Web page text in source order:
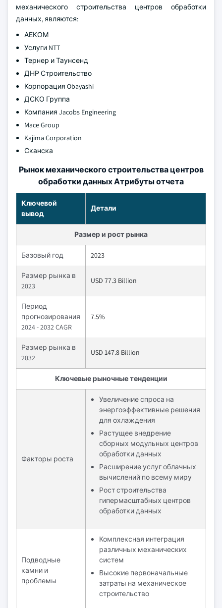
механического строительства центров обработки
данных, являются:
АЕКОМ
Услуги NTT
Тернер и Таунсенд
ДНР Строительство
Корпорация Obayashi
ДСКО Группа
Компания Jacobs Engineering
Mace Group
Kajima Corporation
Сканска
Рынок механического строительства центров
обработки данных Атрибуты отчета
Ключевой
вывод
Детали
Размер и рост рынка
Базовый год 2023
Размер рынка в
2023
USD 77.3 Billion
Период
прогнозирования
2024 - 2032 CAGR
7.5%
Размер рынка в
2032
USD 147.8 Billion
Ключевые рыночные тенденции
Факторы роста
Увеличение спроса на
энергоэффективные решения
для охлаждения
Растущее внедрение
сборных модульных центров
обработки данных
Расширение услуг облачных
вычислений по всему миру
Рост строительства
гипермасштабных центров
обработки данных
Подводные
камни и
проблемы
Комплексная интеграция
различных механических
систем
Высокие первоначальные
затраты на механическое
строительство